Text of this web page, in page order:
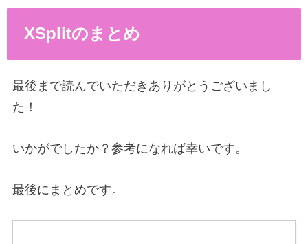
XSplitのまとめ
最後まで読んでいただきありがとうございまし
た！
いかがでしたか？参考になれば幸いです。
最後にまとめです。